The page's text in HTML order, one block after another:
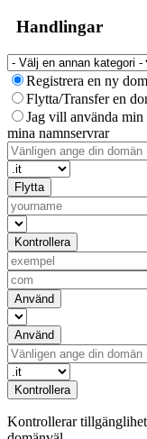
Handlingar
Registrera en ny
Flytta/Transfer en
Jag vill använda min
mina namnservrar
Flytta
Kontrollera
Använd
Använd
Kontrollera
Kontrollerar